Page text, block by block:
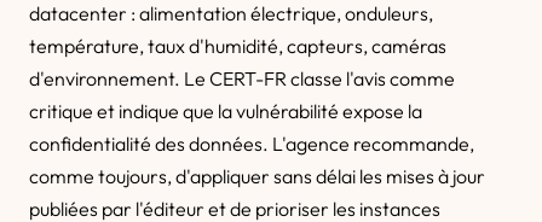
datacenter : alimentation électrique, onduleurs,
température, taux d'humidité, capteurs, caméras
d'environnement. Le CERT-FR classe l'avis comme
critique et indique que la vulnérabilité expose la
confidentialité des données. L'agence recommande,
comme toujours, d'appliquer sans délai les mises à jour
publiées par l'éditeur et de prioriser les instances